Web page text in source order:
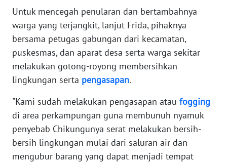
Untuk mencegah penularan dan bertambahnya
warga yang terjangkit, lanjut Frida, pihaknya
bersama petugas gabungan dari kecamatan,
puskesmas, dan aparat desa serta warga sekitar
melakukan gotong-royong membersihkan
lingkungan serta pengasapan.
"Kami sudah melakukan pengasapan atau fogging
di area perkampungan guna membunuh nyamuk
penyebab Chikungunya serat melakukan bersih-
bersih lingkungan mulai dari saluran air dan
mengubur barang yang dapat menjadi tempat
WN
SULBAR
BABEL
WN
SUMBAR
WN
SUMSEL